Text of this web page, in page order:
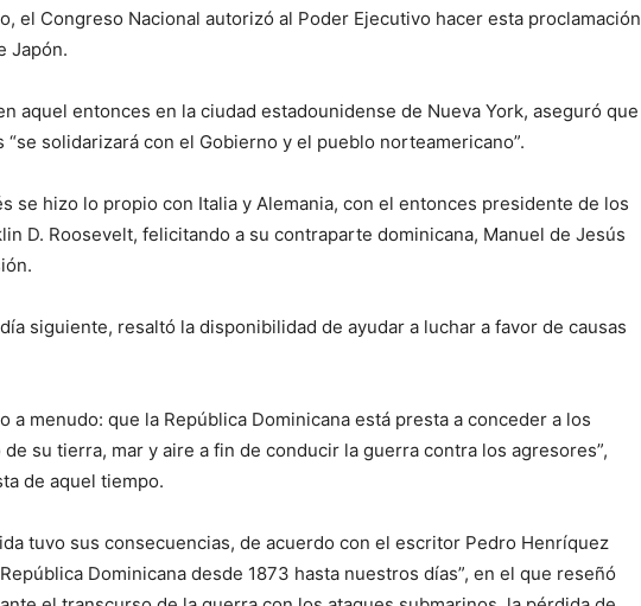
el Congreso Nacional autori­zó al Poder Ejecutivo hacer esta proclamación
Japón.
aquel entonces en la ciudad estadounidense de Nueva York, aseguró que
“se solidariza­rá con el Gobierno y el pue­blo norteamericano”.
se hizo lo propio con Italia y Alemania, con el entonces presidente de los
D. Roose­velt, felicitando a su contra­parte dominicana, Manuel de Jesús
siguiente, resaltó la dis­ponibilidad de ayudar a lu­char a favor de causas
a menudo: que la Repúbli­ca Dominicana está pres­ta a conceder a los
su tierra, mar y aire a fin de conducir la guerra contra los agreso­res”,
de aquel tiempo.
tuvo sus consecuencias, de acuerdo con el escritor Pe­dro Henríquez
Domi­nicana desde 1873 hasta nuestros días”, en el que reseñó